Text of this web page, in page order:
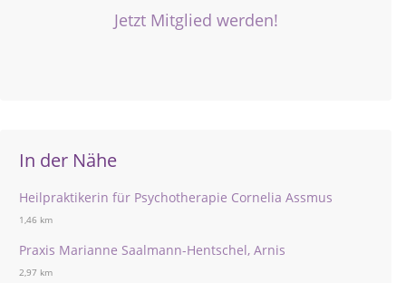
Jetzt Mitglied werden!
In der Nähe
Heilpraktikerin für Psychotherapie Cornelia Assmus
1,46 km
Praxis Marianne Saalmann-Hentschel, Arnis
2,97 km